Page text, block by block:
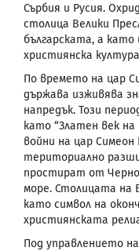
Сърбия и Русия.
столица Велики
българската, а като
християнска
По времето на цар
държава изживява
напредък. Този
като “Златен век
войни на цар
териториално
простират от
море. Столицата на
като символ на
християнската
Под управлението